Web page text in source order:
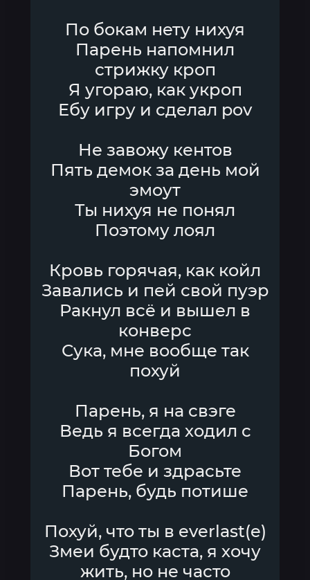
По бокам нету нихуя
Парень напомнил
стрижку кроп
Я угораю, как укроп
Ебу игру и сделал pov
Не завожу кентов
Пять демок за день мой
эмоут
Ты нихуя не понял
Поэтому лоял
Кровь горячая, как койл
Завались и пей свой пуэр
Ракнул всё и вышел в
конверс
Сука, мне вообще так
похуй
Парень, я на свэге
Ведь я всегда ходил с
Богом
Вот тебе и здрасьте
Парень, будь потише
Похуй, что ты в everlast(e)
Змеи будто каста, я хочу
жить, но не часто